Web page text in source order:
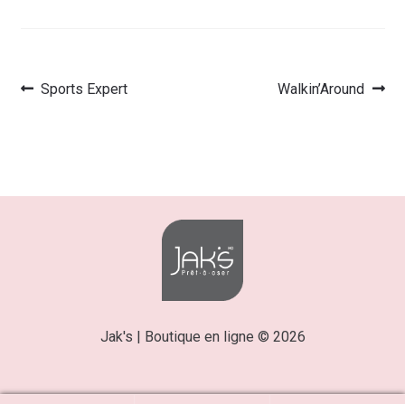
Navigation
Article
précédent :
Sports Expert
Article
Walkin’Around
Jak's | Boutique en ligne © 2026